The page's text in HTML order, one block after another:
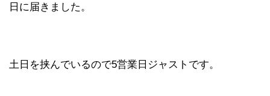
日に届きました。
土日を挟んでいるので5営業日ジャストです。